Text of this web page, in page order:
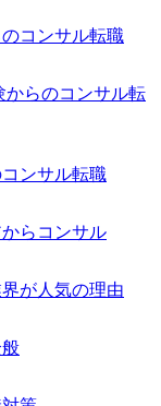
ヒルズ付近 ※詳
コンサル転職
からのコンサル転
ンサル転職
らコンサル
が人気の理由